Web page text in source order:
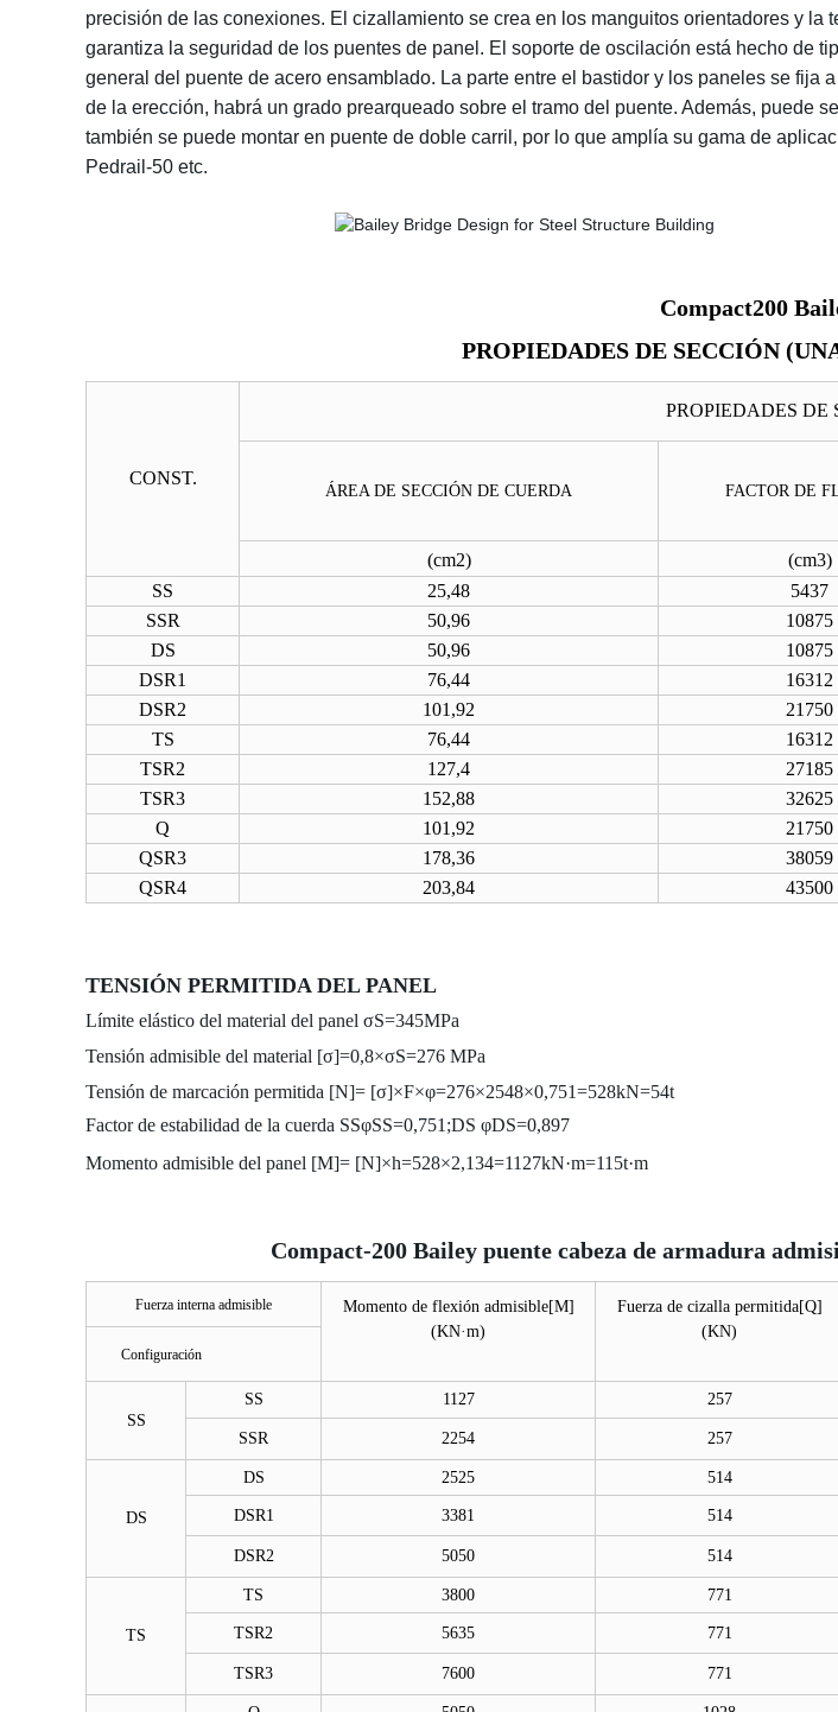
precisión de las conexiones. El cizallamiento se crea en los manguitos orientadores y
garantiza la seguridad de los puentes de panel. El soporte de oscilación está hecho de
general del puente de acero ensamblado. La parte entre el bastidor y los paneles se
de la erección, habrá un grado prearqueado sobre el tramo del puente. Además, puede
también se puede montar en puente de doble carril, por lo que amplía su gama de
Pedrail-50 etc.
Compact200
PROPIEDADES DE SECCIÓN
CONST.
PROPIEDADES DE
ÁREA DE SECCIÓN DE CUERDA FACTOR DE
(cm2) (cm3)
SS
25,48 5437
SSR
50,96 10875
DS
50,96 10875
DSR1
76,44 16312
DSR2
101,92 21750
TS
76,44 16312
TSR2
127,4 27185
TSR3
152,88 32625
Q
101,92 21750
QSR3
178,36 38059
QSR4
203,84 43500
TENSIÓN PERMITIDA DEL PANEL
Límite elástico del material del panel σS=345MPa
Tensión admisible del material [σ]=0,8×σS=276 MPa
Tensión de marcación permitida [N]= [σ]×F×φ=276×2548×0,751=528kN=54t
Factor de estabilidad de la cuerda SSφSS=0,751;DS φDS=0,897
Momento admisible del panel [M]= [N]×h=528×2,134=1127kN·m=115t·m
Compact-200 Bailey puente cabeza de armadura
Fuerza interna admisible
Momento de flexión admisible[M]
(KN·m)
Fuerza de cizalla permitida[Q]
(KN)
Configuración
SS
SS 1127 257
SSR 2254 257
DS
DS 2525 514
DSR1 3381 514
DSR2 5050 514
TS
TS 3800 771
TSR2 5635 771
TSR3 7600 771